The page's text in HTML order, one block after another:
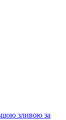
зливою за